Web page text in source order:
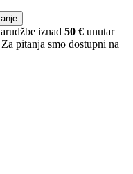
iznad 50 € unutar
pitanja smo dostupni na